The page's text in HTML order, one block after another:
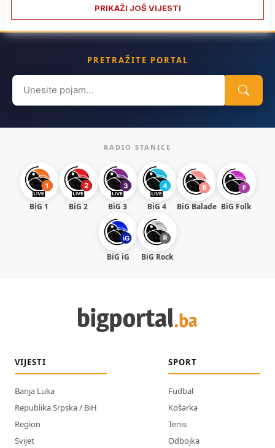
PRIKAŽI JOŠ VIJESTI
PRETRAŽITE PORTAL
Search
for:
RADIO STANICE
BiG 1 BiG 2 BiG 3 BiG 4 BiG Balade BiG Folk
BiG iG BiG Rock
VIJESTI
Banja Luka
Republika Srpska / BiH
Region
Svijet
SPORT
Fudbal
Košarka
Tenis
Odbojka